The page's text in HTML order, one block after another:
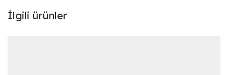
İlgili ürünler